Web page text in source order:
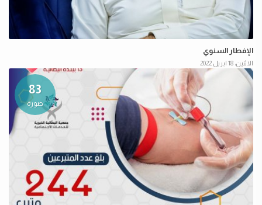
الإفطار السنوي
الاثنين، 18 ابريل 2022
83
صورة